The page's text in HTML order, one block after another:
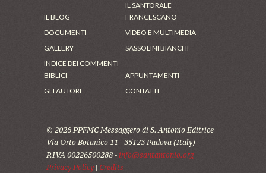
IL BLOG
IL SANTORALE
FRANCESCANO
DOCUMENTI
VIDEO E MULTIMEDIA
GALLERY
SASSOLINI BIANCHI
INDICE DEI COMMENTI
BIBLICI
APPUNTAMENTI
GLI AUTORI
CONTATTI
© 2026 PPFMC Messaggero di S. Antonio Editrice
Via Orto Botanico 11 - 35123 Padova (Italy)
P.IVA 00226500288 - info@santantonio.org
Privacy Policy| Credits